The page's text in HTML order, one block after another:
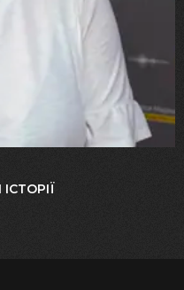
ми не
я бачу
у
ІСТОРІЇ